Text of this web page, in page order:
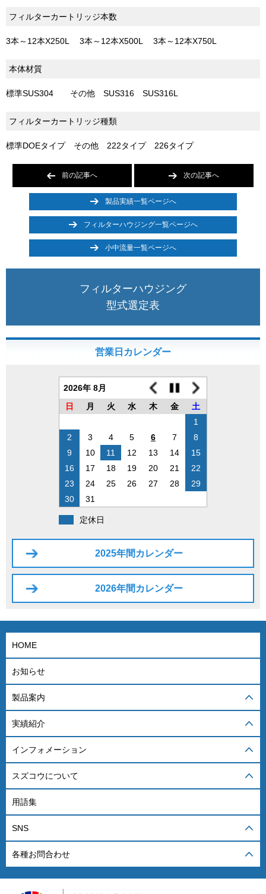
フィルターカートリッジ本数
3本～12本X250L 3本～12本X500L 3本～12本X750L
本体材質
標準SUS304 その他 SUS316 SUS316L
フィルターカートリッジ種類
標準DOEタイプ その他 222タイプ 226タイプ
前の記事へ 次の記事へ
製品実績一覧ページへ
フィルターハウジング一覧ページへ
小中流量一覧ページへ
フィルターハウジング
型式選定表
営業日カレンダー
2026年 8月
日
月 火 水 木 金
土
1
2
3 4 5 6 7
8
9
10 11 12 13 14
15
16
17 18 19 20 21
22
23
24 25 26 27 28
29
30
31
定休日
2025年間カレンダー
2026年間カレンダー
HOME
お知らせ
製品案内
実績紹介
インフォメーション
スズコウについて
用語集
SNS
各種お問合わせ